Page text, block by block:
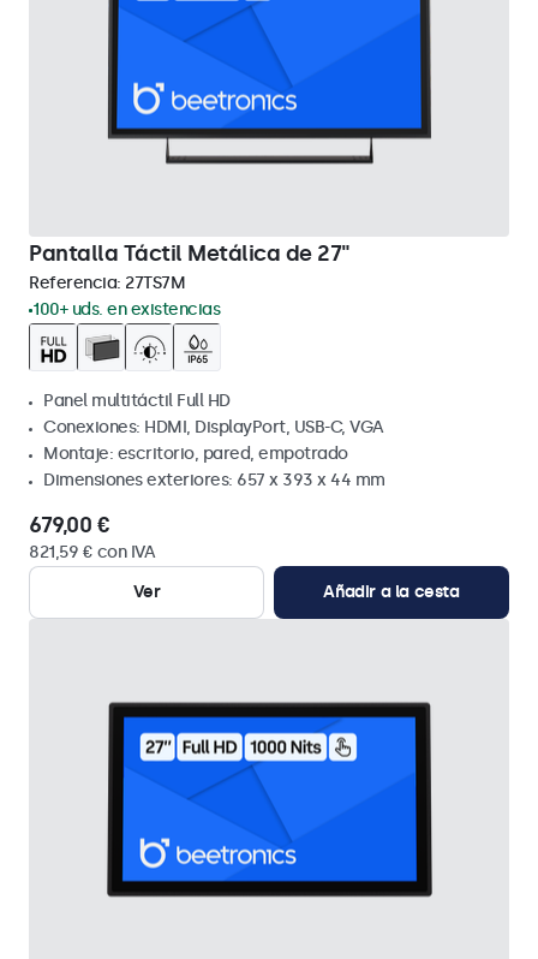
Pantalla Táctil Metálica de 27"
Referencia: 27TS7M
100+ uds. en existencias
Panel multitáctil Full HD
Conexiones: HDMI, DisplayPort, USB-C, VGA
Montaje: escritorio, pared, empotrado
Dimensiones exteriores: 657 x 393 x 44 mm
679,00 €
821,59 € con IVA
Ver
Añadir a la cesta